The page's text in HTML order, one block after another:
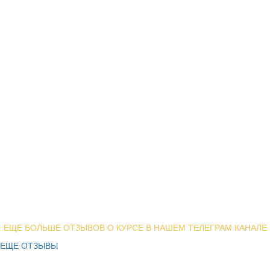
ЕЩЕ БОЛЬШЕ ОТЗЫВОВ О КУРСЕ В НАШЕМ ТЕЛЕГРАМ КАНАЛЕ
ЕЩЕ ОТЗЫВЫ